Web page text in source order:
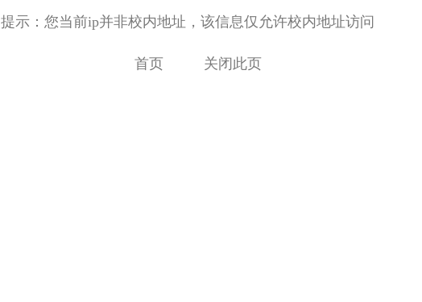
提示：您当前ip并非校内地址，该信息仅允许校内地址访问
首页 关闭此页